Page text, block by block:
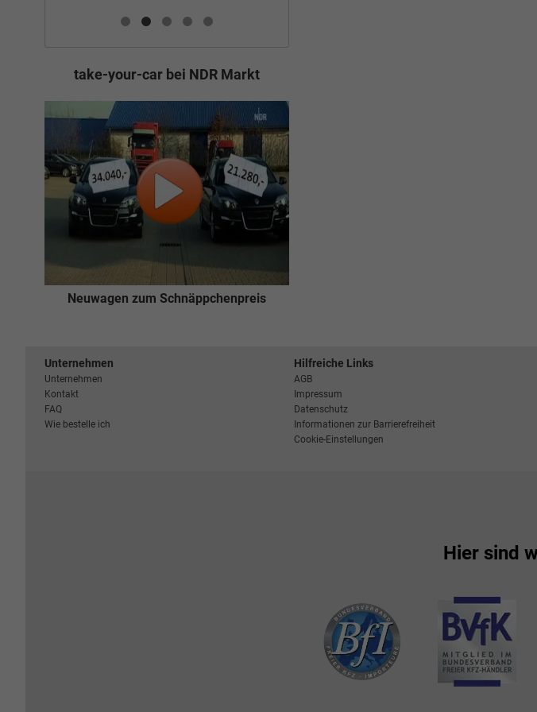
take-your-car bei NDR Markt
Neuwagen zum Schnäppchenpreis
Unternehmen
Unternehmen
Kontakt
FAQ
Wie bestelle ich
Hilfreiche Links
AGB
Impressum
Datenschutz
Informationen zur Barrierefreiheit
Cookie-Einstellungen
Hier sind